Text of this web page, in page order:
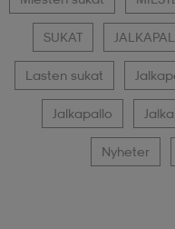
SUKAT
Lasten sukat
Jalkapallo
Nyheter